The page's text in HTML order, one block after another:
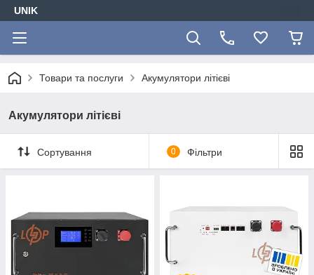
UNIK
Товари та послуги Акумулятори літієві
Акумулятори літієві
Сортування 0 Фільтри